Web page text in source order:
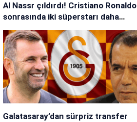
Al Nassr çıldırdı! Cristiano Ronaldo
sonrasında iki süperstarı daha
istiyorlar…
Galatasaray’dan sürpriz transfer